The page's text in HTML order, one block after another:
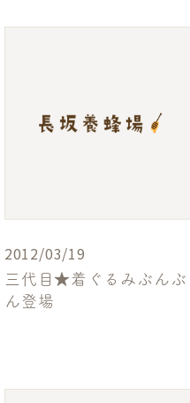
2012/03/19
三代目★着ぐるみぶんぶ
ん登場